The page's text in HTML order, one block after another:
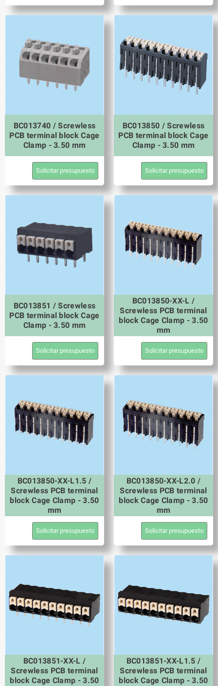
BC013740 / Screwless
PCB terminal block Cage
Clamp - 3.50 mm
Solicitar presupuesto
BC013850 / Screwless
PCB terminal block Cage
Clamp - 3.50 mm
Solicitar presupuesto
BC013851 / Screwless
PCB terminal block Cage
Clamp - 3.50 mm
Solicitar presupuesto
BC013850-XX-L /
Screwless PCB terminal
block Cage Clamp - 3.50
mm
Solicitar presupuesto
BC013850-XX-L1.5 /
Screwless PCB terminal
block Cage Clamp - 3.50
mm
Solicitar presupuesto
BC013850-XX-L2.0 /
Screwless PCB terminal
block Cage Clamp - 3.50
mm
Solicitar presupuesto
BC013851-XX-L /
Screwless PCB terminal
block Cage Clamp - 3.50
BC013851-XX-L1.5 /
Screwless PCB terminal
block Cage Clamp - 3.50